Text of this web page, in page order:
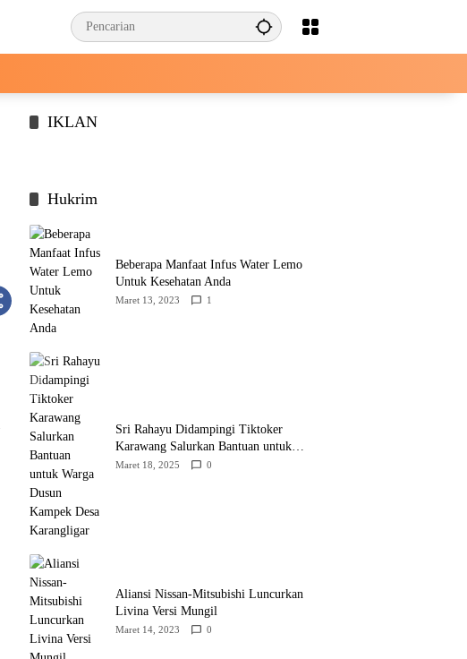
IKLAN
Hukrim
Beberapa Manfaat Infus Water Lemo
Untuk Kesehatan Anda
Maret 13, 2023 1
Sri Rahayu Didampingi Tiktoker
Karawang Salurkan Bantuan untuk
Warga Dusun Kampek Desa Karangligar
Maret 18, 2025 0
Aliansi Nissan-Mitsubishi Luncurkan
Livina Versi Mungil
Maret 14, 2023 0